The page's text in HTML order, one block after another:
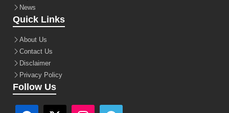
News
Quick Links
About Us
Contact Us
Disclaimer
Privacy Policy
Follow Us